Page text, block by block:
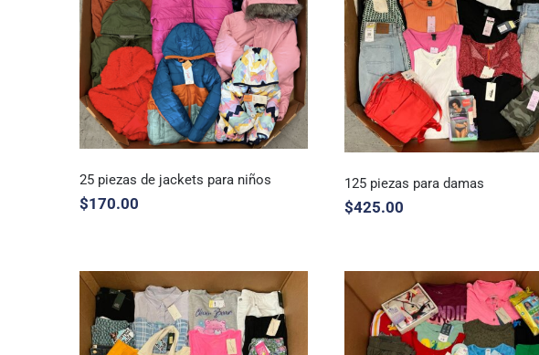
25 piezas de jackets para
niños
25 piezas de jackets para niños
$170.00
125 piezas para damas
125 piezas para damas
$425.00